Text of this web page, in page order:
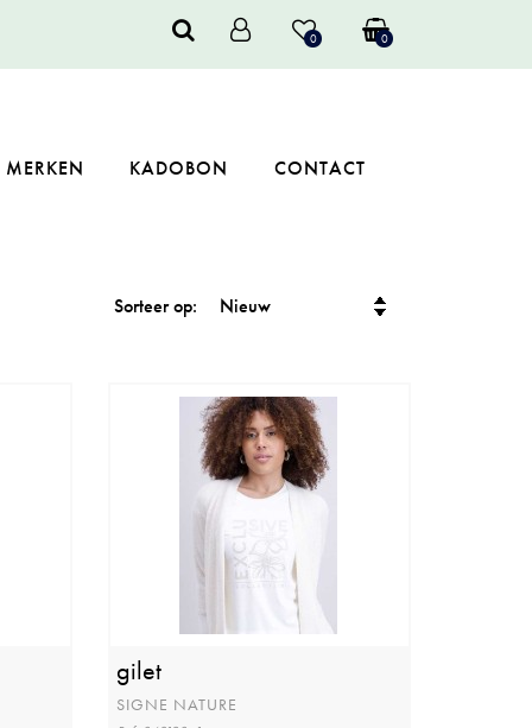
0 0
MERKEN KADOBON CONTACT
Sorteer op:
gilet
SIGNE NATURE